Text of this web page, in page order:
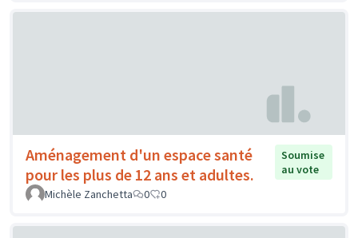
Aménagement d'un espace santé
pour les plus de 12 ans et adultes.
Soumise
au vote
Michèle Zanchetta
0 0